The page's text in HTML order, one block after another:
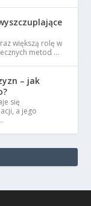
większą rolę w
metod …
– jak
się
a jego